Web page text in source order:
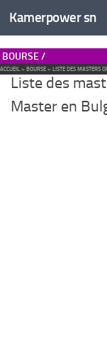
Kamerpower sn
BOURSE /
ACCUEIL » BOURSE » LISTE DES MASTERS
Liste des
Master en